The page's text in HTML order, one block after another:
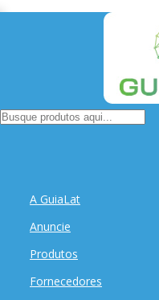
A GuiaLat
Anuncie
Produtos
Fornecedores